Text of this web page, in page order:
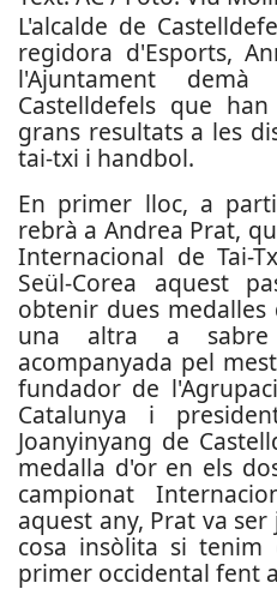
L'alcalde de
regidora d'Esports,
l'Ajuntament
Castelldefels que
grans resultats a les
tai-txi i handbol.
En primer lloc, a
rebrà a Andrea Prat,
Internacional de Tai-
Seül-Corea aquest
obtenir dues
una altra a
acompanyada pel
fundador de
Catalunya i
Joanyinyang de
medalla d'or en els
campionat
aquest any, Prat va
cosa insòlita si
primer occidental fent